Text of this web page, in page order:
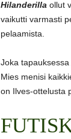
Hilanderilla ollut
vaikutti varmasti
pelaamista.
Joka
Mies menisi
on Ilves-ottelusta